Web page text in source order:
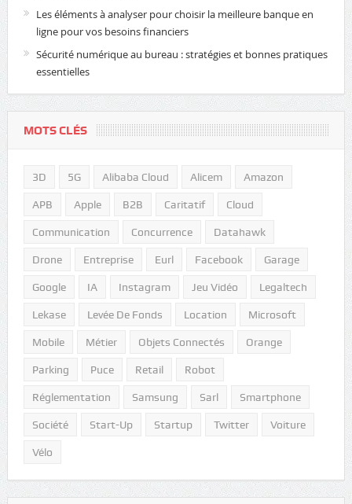
Les éléments à analyser pour choisir la meilleure banque en
ligne pour vos besoins financiers
Sécurité numérique au bureau : stratégies et bonnes pratiques
essentielles
MOTS CLÉS
3D 5G Alibaba Cloud Alicem Amazon
APB Apple B2B Caritatif Cloud
Communication Concurrence Datahawk
Drone Entreprise Eurl Facebook Garage
Google IA Instagram Jeu Vidéo Legaltech
Lekase Levée De Fonds Location Microsoft
Mobile Métier Objets Connectés Orange
Parking Puce Retail Robot
Réglementation Samsung Sarl Smartphone
Société Start-Up Startup Twitter Voiture
Vélo